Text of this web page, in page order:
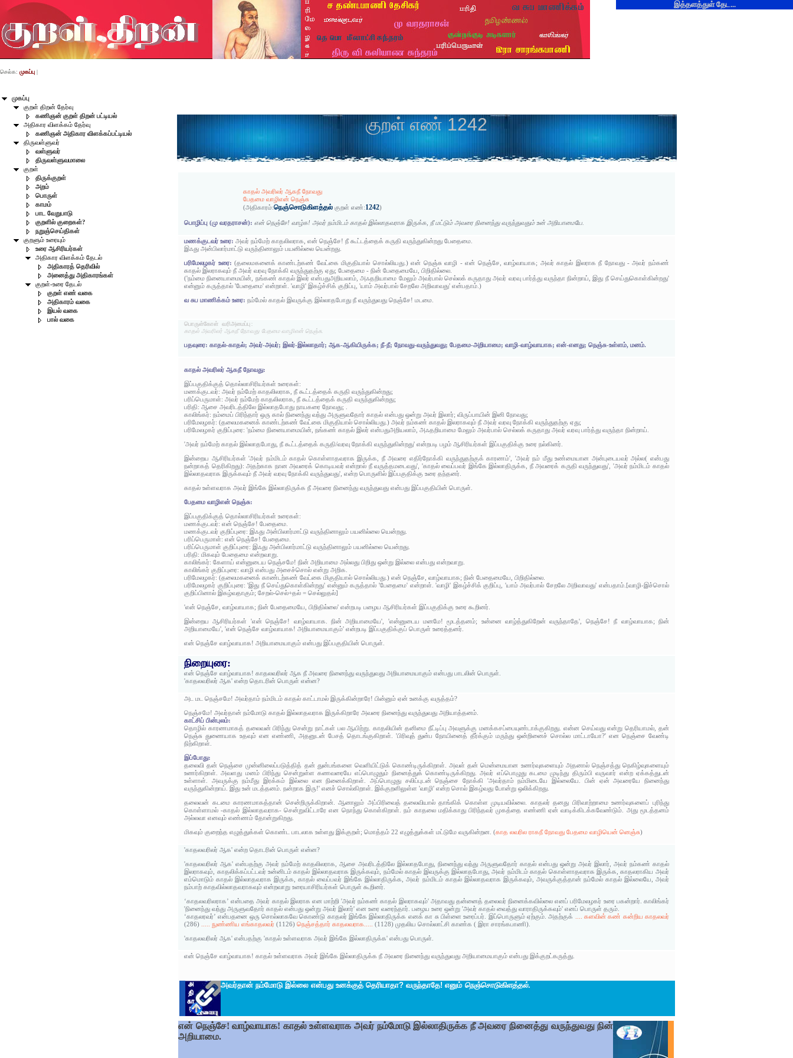
இத்தளத்துள் தேட...
முகப்பு
குறள் திறன் தேர்வு
கணிஞன் குறள் திறன் பட்டியல்
அதிகார விளக்கம் தேர்வு
கணிஞன் அதிகார விளக்கப்பட்டியல்
திருவள்ளுவர்
வள்ளுவர்
திருவள்ளுவமாலை
குறள்
திருக்குறள்
அறம்
பொருள்
காமம்
பாட வேறுபாடு
குறளில் குறைகள்?
நறுஞ்செய்திகள்
குறளும் உரையும்
உரை ஆசிரியர்கள்
அதிகார விளக்கம் தேடல்
அதிகாரத் தெரிவில்
அனைத்து அதிகாரங்கள்
குறள்-உரை தேடல்
குறள் எண் வகை
அதிகாரம் வகை
இயல் வகை
பால் வகை
செல்க: முகப்பு |
குறள் எண் 1242
காதல் அவரிலர் ஆகநீ நோவது
பேதமை வாழிஎன் நெஞ்சு
(அதிகாரம்:நெஞ்சொடுகிளத்தல் குறள் எண்:1242)
பொழிப்பு (மு வரதராசன்): என் நெஞ்சே! வாழ்க! அவர் நம்மிடம் காதல் இல்லாதவராக இருக்க, நீ மட்டும் அவரை நினைந்து வருந்துவதும் உன் அறியாமையே.
மணக்குடவர் உரை:அவர் நம்மேற் காதலிலராக, என் நெஞ்சே! நீ கூட்டத்தைக் கருதி வருந்துகின்றது பேதைமை.
இஃது அன்பிலார்மாட்டு வருந்தினாலும் பயனில்லை யென்றது.
பரிமேலழகர் உரை:(தலைமகனைக் காண்டற்கண் வேட்கை மிகுதியால் சொல்லியது.) என் நெஞ்சு வாழி - என் நெஞ்சே, வாழ்வாயாக; அவர் காதல் இலராக நீ நோவது - அவர் நம்கண்
காதல் இலராகவும் நீ அவர் வரவு நோக்கி வருந்துதற்கு ஏது; பேதைமை - நின் பேதைமையே, பிறிதில்லை.
('நம்மை நினையாமையின், நங்கண் காதல் இலர் என்பதுஅறியலாம், அஃதறியாமை மேலும் அவர்பால் செல்லக் கருதாது அவர் வரவு பார்த்து வருந்தா நின்றாய், இது நீ செய்துகொள்கின்றது'
என்னும் கருத்தால் 'பேதைமை' என்றாள். 'வாழி' இகழ்ச்சிக் குறிப்பு, 'யாம் அவர்பால் சேறலே அறிவாவது' என்பதாம்.)
வ சுப மாணிக்கம் உரை:நம்மேல் காதல் இவருக்கு இல்லாதபோது நீ வருந்துவது நெஞ்சே! மடமை.
பொருள்கோள் வரிஅமைப்பு:
காதல் அவரிலர் ஆகநீ நோவது பேதமை வாழிஎன் நெஞ்சு.
பதவுரை: காதல்-காதல்; அவர்-அவர்; இலர்-இல்லாதார்; ஆக-ஆகியிருக்க; நீ-நீ; நோவது-வருந்துவது; பேதமை-அறியாமை; வாழி-வாழ்வாயாக; என்-எனது; நெஞ்சு-உள்ளம், மனம்.
காதல் அவரிலர் ஆகநீ நோவது:
இப்பகுதிக்குத் தொல்லாசிரியர்கள் உரைகள்:
மணக்குடவர்: அவர் நம்மேற் காதலிலராக, நீ கூட்டத்தைக் கருதி வருந்துகின்றது;
பரிப்பெருமாள்: அவர் நம்மேற் காதலிலராக, நீ கூட்டத்தைக் கருதி வருந்துகின்றது;
பரிதி: ஆசை அவரிடத்திலே இல்லாதபோது நாயகரை நோவது; .
காலிங்கர்: நம்மைப் பிரிந்தார் ஒரு கால் நினைந்து வந்து அருளுவதோர் காதல் என்பது ஒன்று அவர் இலார்; விருப்பாயின் இனி நோவது;
பரிமேலழகர்: (தலைமகனைக் காண்டற்கண் வேட்கை மிகுதியால் சொல்லியது.) அவர் நம்கண் காதல் இலராகவும் நீ அவர் வரவு நோக்கி வருந்துதற்கு ஏது;
பரிமேலழகர் குறிப்புரை: 'நம்மை நினையாமையின், நங்கண் காதல் இலர் என்பதுஅறியலாம், அஃதறியாமை மேலும் அவர்பால் செல்லக் கருதாது அவர் வரவு பார்த்து வருந்தா நின்றாய்.
'அவர் நம்மேற் காதல் இல்லாதபோது, நீ கூட்டத்தைக் கருதி/வரவு நோக்கி வருந்துகின்றது' என்றபடி பழம் ஆசிரியர்கள் இப்பகுதிக்கு உரை நல்கினர்.
இன்றைய ஆசிரியர்கள் 'அவர் நம்மிடம் காதல் கொள்ளாதவராக இருக்க, நீ அவரை எதிர்நோக்கி வருந்துதற்குக் காரணம்', 'அவர் நம் மீது உண்மையான அன்புடையவர் அல்ல( என்பது
நன்றாகத் தெரிகிறது): அதற்காக நான அவரைக் கொடியவர் என்றால் நீ வருத்தமடைவது', 'காதல் வைப்பவர் இங்கே இல்லாதிருக்க, நீ அவரைக் கருதி வருந்துவது', 'அவர் நம்மிடம் காதல்
இல்லாதவராக இருக்கவும் நீ அவர் வரவு நோக்கி வருந்துவது', என்ற பொருளில் இப்பகுதிக்கு உரை தந்தனர்.
காதல் உள்ளவராக அவர் இங்கே இல்லாதிருக்க நீ அவரை நினைந்து வருந்துவது என்பது இப்பகுதியின் பொருள்.
பேதமை வாழிஎன் நெஞ்சு:
இப்பகுதிக்குத் தொல்லாசிரியர்கள் உரைகள்:
மணக்குடவர்: என் நெஞ்சே! பேதைமை.
மணக்குடவர் குறிப்புரை: இஃது அன்பிலார்மாட்டு வருந்தினாலும் பயனில்லை யென்றது.
பரிப்பெருமாள்: என் நெஞ்சே! பேதைமை.
பரிப்பெருமாள் குறிப்புரை: இஃது அன்பிலார்மாட்டு வருந்தினாலும் பயனில்லை யென்றது.
பரிதி: மிகவும் பேதைமை என்றவாறு.
காலிங்கர்: கேளாய் என்னுடைய நெஞ்சமே! நின் அறியாமை அல்லது பிறிது ஒன்று இல்லை என்பது என்றவாறு.
காலிங்கர் குறிப்புரை: வாழி என்பது அசைச்சொல் என்று அறிக.
பரிமேலழகர்: (தலைமகனைக் காண்டற்கண் வேட்கை மிகுதியால் சொல்லியது.) என் நெஞ்சே, வாழ்வாயாக; நின் பேதைமையே, பிறிதில்லை.
பரிமேலழகர் குறிப்புரை: 'இது நீ செய்துகொள்கின்றது' என்னும் கருத்தால் 'பேதைமை' என்றாள். 'வாழி' இகழ்ச்சிக் குறிப்பு, 'யாம் அவர்பால் சேறலே அறிவாவது' என்பதாம்.[வாழி-இச்சொல்
குறிப்பினால் இகழ்வதாகும்; சேறல்-செல்+தல் = செல்லுதல்]
'என் நெஞ்சே, வாழ்வாயாக; நின் பேதைமையே, பிறிதில்லை' என்றபடி பழைய ஆசிரியர்கள் இப்பகுதிக்கு உரை கூறினர்.
இன்றைய ஆசிரியர்கள் 'என் நெஞ்சே! வாழ்வாயாக. நின் அறியாமையே', 'என்னுடைய மனமே! மூடத்தனம்; உன்னை வாழ்த்துகிறேன் வருந்தாதே', நெஞ்சே! நீ வாழ்வாயாக; நின்
அறியாமையே', 'என் நெஞ்சே வாழ்வாயாக! அறியாமையாகும்' என்றபடி இப்பகுதிக்குப் பொருள் உரைத்தனர்.
என் நெஞ்சே வாழ்வாயாக! அறியாமையாகும் என்பது இப்பகுதியின் பொருள்.
நிறையுரை:
என் நெஞ்சே வாழ்வாயாக! காதலவரிலர் ஆக நீ அவரை நினைந்து வருந்துவது அறியாமையாகும் என்பது பாடலின் பொருள்.
'காதலவரிலர் ஆக' என்ற தொடரின் பொருள் என்ன?
அட மட நெஞ்சமே! அவர்தாம் நம்மிடம் காதல் காட்டாமல் இருக்கின்றாரே! பின்னும் ஏன் உனக்கு வருத்தம்?
நெஞ்சமே! அவர்தான் நம்மோடு காதல் இல்லாதவராக இருக்கிறாரே அவரை நினைந்து வருந்துவது அறியாத்தனம்.
காட்சிப் பின்புலம்:
தொழில் காரணமாகத் தலைவன் பிரிந்து சென்று நாட்கள் பல ஆயிற்று. காதலியின் தனிமை நீட்டிப்பு அவளுக்கு மனக்கசப்பையுண்டாக்குகிறது. என்ன செய்வது என்று தெரியாமல், தன்
நெஞ்சு துணையாக உதவும் என எண்ணி, அதனுடன் பேசத் தொடங்குகிறாள். 'பிரிவுத் துன்ப நோயினைத் தீர்க்கும் மருந்து ஒன்றினைச் சொல்ல மாட்டாயோ?' என நெஞ்சை வேண்டி
நிற்கிறாள்.
இப்போது:
தலைவி தன் நெஞ்சை முன்னிலைப்படுத்தித் தன் துன்பங்களை வெளியிட்டுக் கொண்டிருக்கிறாள். அவள் தன் மென்மையான உணர்வுகளையும் அதனால் நெஞ்சத்து நெகிழ்வுகளையும்
உணர்கிறாள். அவளது மனம் பிரிந்து சென்றுள்ள கணவரையே எப்பொழுதும் நினைத்துக் கொண்டிருக்கிறது. அவர் எப்பொழுது கடமை முடிந்து திரும்பி வருவார் என்ற ஏக்கத்துடன்
உள்ளாள். அவருக்கு நம்மீது இரக்கம் இல்லை என நினைக்கிறாள். அப்பொழுது சலிப்புடன் நெஞ்சை நோக்கி 'அவர்தாம் நம்மிடையே இல்லையே. பின் ஏன் அவரையே நினைந்து
வருந்துகின்றாய். இது உன் மடத்தனம். நன்றாக இரு!' எனச் சொல்கிறாள். இக்குறளிலுள்ள 'வாழி' என்ற சொல் இகழ்வது போன்று ஒலிக்கிறது.
தலைவன் கடமை காரணமாகத்தான் சென்றிருக்கிறான். ஆனாலும் அப்பிரிவைத் தலைவியால் தாங்கிக் கொள்ள முடியவில்லை. காதலர் தனது பிரிவாற்றாமை உணர்வுகளைப் புரிந்து
கொள்ளாமல் -காதல் இல்லாதவராக- சென்றுவிட்டாரே என நொந்து கொள்கிறாள். நம் காதலை மதிக்காது பிரிந்தவர் முகத்தை எண்ணி ஏன் வாடிக்கிடக்கவேண்டும். அது மூடத்தனம்
அல்லவா எனவும் எண்ணம் தோன்றுகிறது.
மிகவும் குறைந்த எழுத்துக்கள் கொண்ட பாடலாக உள்ளது இக்குறள்; மொத்தம் 22 எழுத்துக்கள் மட்டுமே வருகின்றன. (காத லவரில ராகநீ நோவது பேதமை வாழியென் னெஞ்சு)
'காதலவரிலர் ஆக' என்ற தொடரின் பொருள் என்ன?
'காதலவரிலர் ஆக' என்பதற்கு அவர் நம்மேற் காதலிலராக, ஆசை அவரிடத்திலே இல்லாதபோது, நினைந்து வந்து அருளுவதோர் காதல் என்பது ஒன்று அவர் இலார், அவர் நம்கண் காதல்
இலராகவும், காதலிக்கப்பட்டவர் உன்னிடம் காதல் இல்லாதவராக இருக்கவும், நம்மேல் காதல் இவருக்கு இல்லாதபோது, அவர் நம்மிடம் காதல் கொள்ளாதவராக இருக்க, காதலராகிய அவர்
எம்மொடும் காதல் இல்லாதவராக இருக்க, காதல் வைப்பவர் இங்கே இல்லாதிருக்க, அவர் நம்மிடம் காதல் இல்லாதவராக இருக்கவும், அவருக்குத்தான் நம்மேல் காதல் இல்லையே, அவர்
நம்பாற் காதவில்லாதவராகவும் என்றவாறு உரையாசிரியர்கள் பொருள் கூறினர்.
‘காதலவரிலராக’ என்பதை அவர் காதல் இலராக என மாற்றி 'அவர் நம்கண் காதல் இலராகவும்' அதாவது தன்னைத் தலைவர் நினைக்கவில்லை எனப் பரிமேலழகர் உரை பகன்றார். காலிங்கர்
'நினைந்து வந்து அருளுவதோர் காதல் என்பது ஒன்று அவர் இலார்' என உரை வரைந்தார். பழைய உரை ஒன்று 'அவர் காதல் வைத்து வாராதிருக்கவும்' எனப் பொருள் தரும்.
‘காதலரவர்’ என்பதனை ஒரு சொல்லாகவே கொண்டு காதலர் இங்கே இல்லாதிருக்க எனக் கா சு பிள்ளை உரைப்பர். இப்பொருளும் ஏற்கும். அதற்குக்
.... களவின் கண் கன்றிய காதலவர்
(286)
..... நுண்ணிய எங்காதலவர்(1126)நெஞ்சத்தார் காதலவராக.....(1128) முதலிய சொல்லாட்சி காண்க ( இரா சாரங்கபாணி).
'காதலவரிலர் ஆக' என்பதற்கு 'காதல் உள்ளவராக அவர் இங்கே இல்லாதிருக்க' என்பது பொருள்.
என் நெஞ்சே வாழ்வாயாக! காதல் உள்ளவராக அவர் இங்கே இல்லாதிருக்க நீ அவரை நினைந்து வருந்துவது அறியாமையாகும் என்பது இக்குறட்கருத்து.
அவர்தான் நம்மோடு இல்லை என்பது உனக்குத் தெரியாதா? வருந்தாதே! எனும் நெஞ்சொடுகிளத்தல்.
என் நெஞ்சே! வாழ்வாயாக! காதல் உள்ளவராக அவர் நம்மோடு இல்லாதிருக்க நீ அவரை நினைத்து வருந்துவது நின்
அறியாமை.